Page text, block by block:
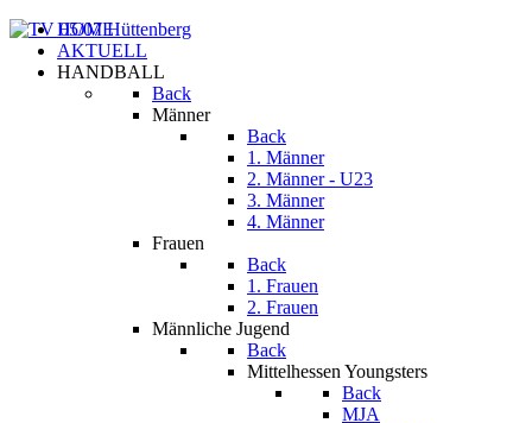
HOME
AKTUELL
HANDBALL
Back
Männer
Back
1. Männer
2. Männer - U23
3. Männer
4. Männer
Frauen
Back
1. Frauen
2. Frauen
Männliche Jugend
Back
Mittelhessen Youngsters
Back
MJA